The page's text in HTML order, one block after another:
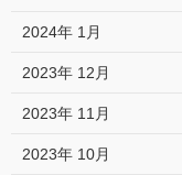
2024年 1月
2023年 12月
2023年 11月
2023年 10月